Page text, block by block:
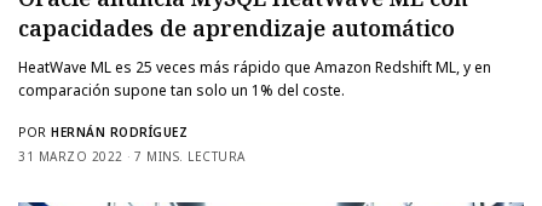
capacidades de aprendizaje automático
HeatWave ML es 25 veces más rápido que Amazon Redshift ML, y en
comparación supone tan solo un 1% del coste.
POR HERNÁN RODRÍGUEZ
31 MARZO 2022
7 MINS. LECTURA